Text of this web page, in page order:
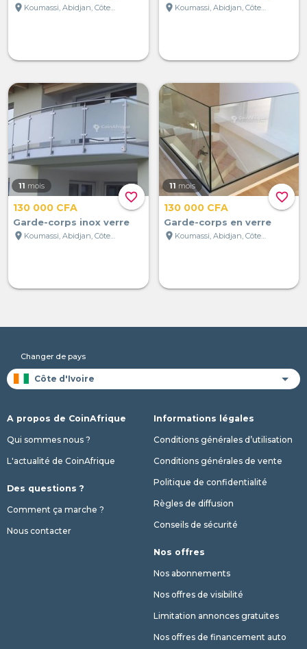
location_on
Koumassi, Abidjan, Côte d'Ivoire
location_on
Koumassi, Abidjan, Côte d'Ivoire
favorite_border
11 mois
130 000 CFA
Garde-corps inox verre
location_on
Koumassi, Abidjan, Côte d'Ivoire
favorite_border
11 mois
130 000 CFA
Garde-corps en verre
location_on
Koumassi, Abidjan, Côte d'Ivoire
Changer de pays
A propos de CoinAfrique
Qui sommes nous ?
L'actualité de CoinAfrique
Des questions ?
Comment ça marche ?
Nous contacter
Informations légales
Conditions générales d’utilisation
Conditions générales de vente
Politique de confidentialité
Règles de diffusion
Conseils de sécurité
Nos offres
Nos abonnements
Nos offres de visibilité
Limitation annonces gratuites
Nos offres de financement auto